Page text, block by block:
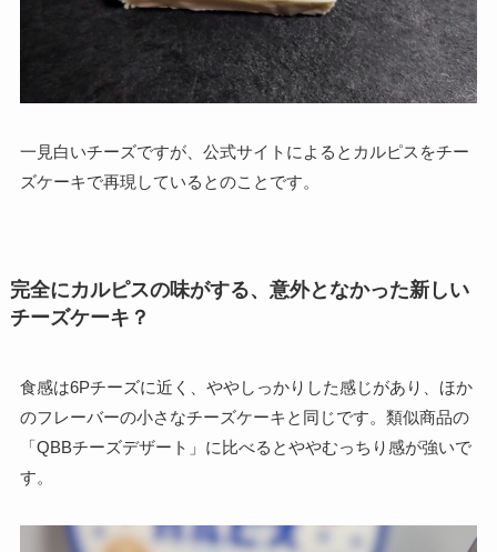
一見白いチーズですが、公式サイトによるとカルピスをチー
ズケーキで再現しているとのことです。
完全にカルピスの味がする、意外となかった新しい
チーズケーキ？
食感は6Pチーズに近く、ややしっかりした感じがあり、ほか
のフレーバーの小さなチーズケーキと同じです。類似商品の
「QBBチーズデザート」に比べるとややむっちり感が強いで
す。